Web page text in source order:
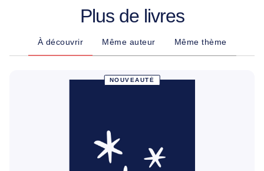
Plus de livres
À découvrir Même auteur Même thème
NOUVEAUTÉ